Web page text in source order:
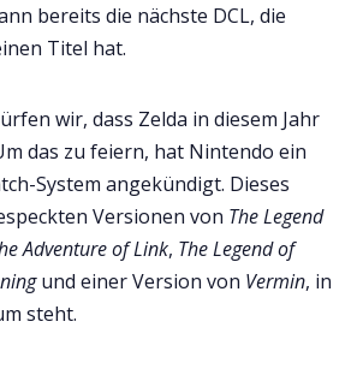
bereits die nächste DCL, die
Titel hat.
wir, dass Zelda in diesem Jahr
das zu feiern, hat Nintendo ein
System angekündigt. Dieses
Versionen von The Legend
Adventure of Link, The Legend of
und einer Version von Vermin, in
steht.